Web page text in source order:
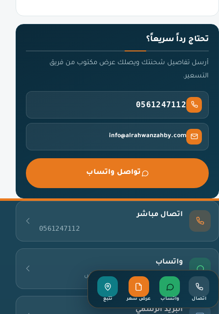
تحتاج رداً سريعاً؟
أرسل تفاصيل شحنتك ويصلك عرض مكتوب من فريق
التسعير.
0561247112
info@alrahwanzahby.com
تواصل واتساب
اتصال مباشر
0561247112
واتساب
أرسل تفاصيل شحنتك ويصلك عرض
البريد الرسمي
اتصال واتساب عرض سعر تتبع